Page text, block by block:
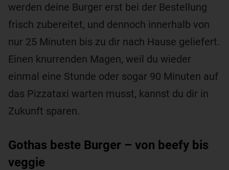
werden deine Burger erst bei der Bestellung
frisch zubereitet, und dennoch innerhalb von
nur 25 Minuten bis zu dir nach Hause geliefert.
Einen knurrenden Magen, weil du wieder
einmal eine Stunde oder sogar 90 Minuten auf
das Pizzataxi warten musst, kannst du dir in
Zukunft sparen.
Gothas beste Burger – von beefy bis
veggie